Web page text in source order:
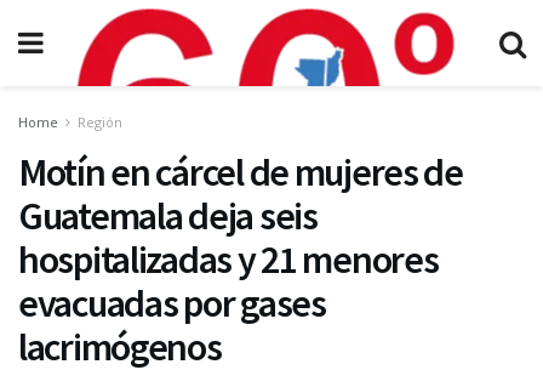
Home Región
Motín en cárcel de mujeres de
Guatemala deja seis
hospitalizadas y 21 menores
evacuadas por gases
lacrimógenos